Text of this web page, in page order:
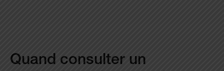
Quand consulter un